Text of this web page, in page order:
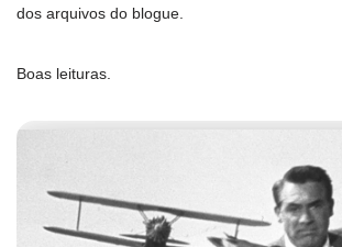
dos arquivos do blogue.
Boas leituras.